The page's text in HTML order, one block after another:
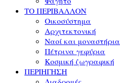
ΤΟ ΠΕΡΙΒΑΛΛΟΝ
Οικοσύστημα
Αρχιτεκτονική
Ναοί και μοναστήρια
Πέτρινα γεφύρια
Κοσμική ζωγραφική
ΠΕΡΙΗΓΗΣΗ